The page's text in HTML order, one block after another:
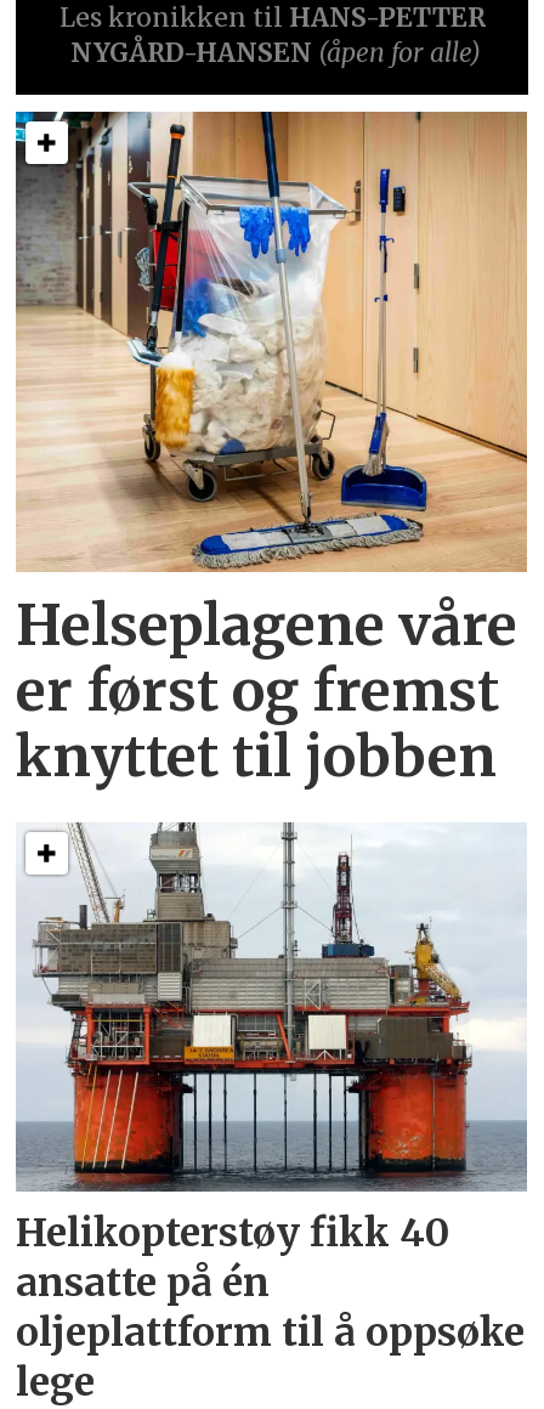
Les kronikken til HANS-PETTER
NYGÅRD-HANSEN (åpen for alle)
Helseplagene våre
er først og fremst
knyttet til jobben
Helikopterstøy fikk 40
ansatte på én
oljeplattform til å oppsøke
lege